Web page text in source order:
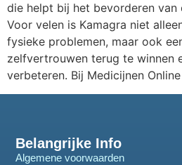
die helpt bij het bevorderen van
Voor velen is Kamagra niet
fysieke problemen, maar ook
zelfvertrouwen terug te winnen
verbeteren. Bij Medicijnen
Belangrijke Info
Algemene voorwaarden